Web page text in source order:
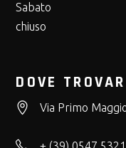
Sabato
chiuso
DOVE
Via Primo